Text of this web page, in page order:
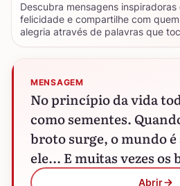
Descubra mensagens
felicidade e compartilhe com
alegria através de palavras que
MENSAGEM
No princípio da vida
como sementes.
broto surge, o mundo é
ele... E muitas vezes os
perguntam: "como…
Abrir